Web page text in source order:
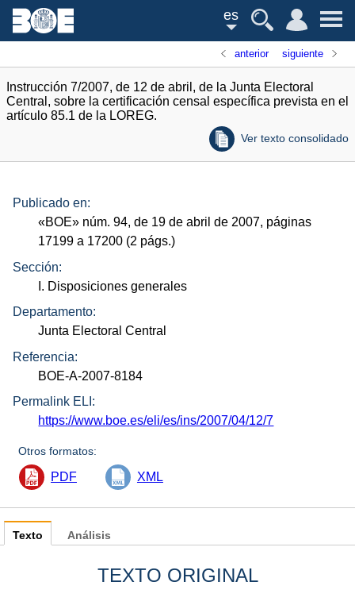
es
anterior siguiente
Instrucción 7/2007, de 12 de abril, de la Junta Electoral
Central, sobre la certificación censal específica prevista en el
artículo 85.1 de la LOREG.
Ver texto consolidado
Publicado en:
«BOE» núm. 94, de 19 de abril de 2007, páginas
17199 a 17200 (2 págs.)
Sección:
I. Disposiciones generales
Departamento:
Junta Electoral Central
Referencia:
BOE-A-2007-8184
Permalink ELI:
https://www.boe.es/eli/es/ins/2007/04/12/7
Otros formatos:
PDF XML
Texto
TEXTO ORIGINAL
Análisis